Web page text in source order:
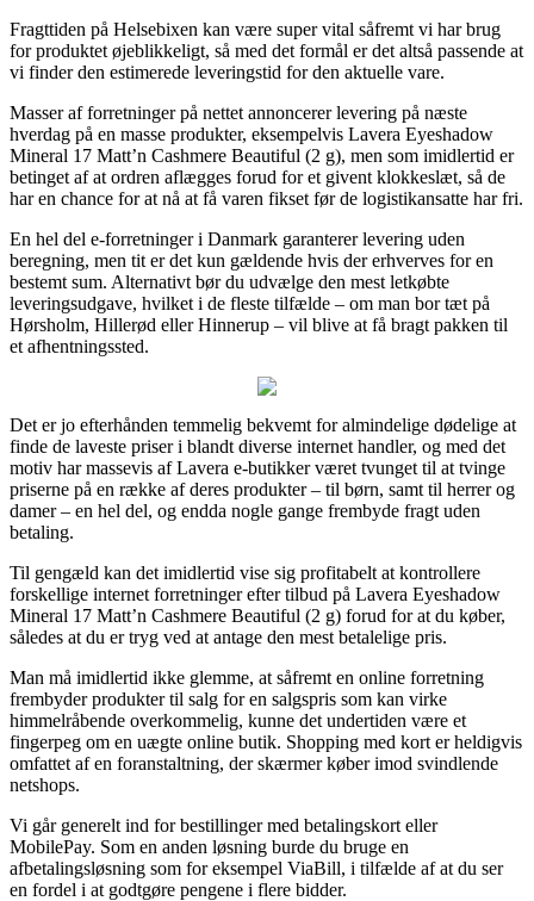
Fragttiden på Helsebixen kan være super vital såfremt vi har brug
for produktet øjeblikkeligt, så med det formål er det altså passende at
vi finder den estimerede leveringstid for den aktuelle vare.
Masser af forretninger på nettet annoncerer levering på næste
hverdag på en masse produkter, eksempelvis Lavera Eyeshadow
Mineral 17 Matt’n Cashmere Beautiful (2 g), men som imidlertid er
betinget af at ordren aflægges forud for et givent klokkeslæt, så de
har en chance for at nå at få varen fikset før de logistikansatte har fri.
En hel del e-forretninger i Danmark garanterer levering uden
beregning, men tit er det kun gældende hvis der erhverves for en
bestemt sum. Alternativt bør du udvælge den mest letkøbte
leveringsudgave, hvilket i de fleste tilfælde – om man bor tæt på
Hørsholm, Hillerød eller Hinnerup – vil blive at få bragt pakken til
et afhentningssted.
Det er jo efterhånden temmelig bekvemt for almindelige dødelige at
finde de laveste priser i blandt diverse internet handler, og med det
motiv har massevis af Lavera e-butikker været tvunget til at tvinge
priserne på en række af deres produkter – til børn, samt til herrer og
damer – en hel del, og endda nogle gange frembyde fragt uden
betaling.
Til gengæld kan det imidlertid vise sig profitabelt at kontrollere
forskellige internet forretninger efter tilbud på Lavera Eyeshadow
Mineral 17 Matt’n Cashmere Beautiful (2 g) forud for at du køber,
således at du er tryg ved at antage den mest betalelige pris.
Man må imidlertid ikke glemme, at såfremt en online forretning
frembyder produkter til salg for en salgspris som kan virke
himmelråbende overkommelig, kunne det undertiden være et
fingerpeg om en uægte online butik. Shopping med kort er heldigvis
omfattet af en foranstaltning, der skærmer køber imod svindlende
netshops.
Vi går generelt ind for bestillinger med betalingskort eller
MobilePay. Som en anden løsning burde du bruge en
afbetalingsløsning som for eksempel ViaBill, i tilfælde af at du ser
en fordel i at godtgøre pengene i flere bidder.